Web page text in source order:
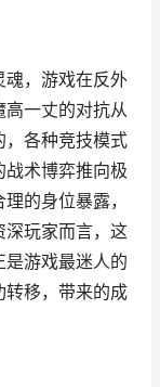
魂，游戏在反外
一丈的对抗从
，各种竞技模式
术博弈推向极
的身位暴露，
玩家而言，这
游戏最迷人的
转移，带来的成